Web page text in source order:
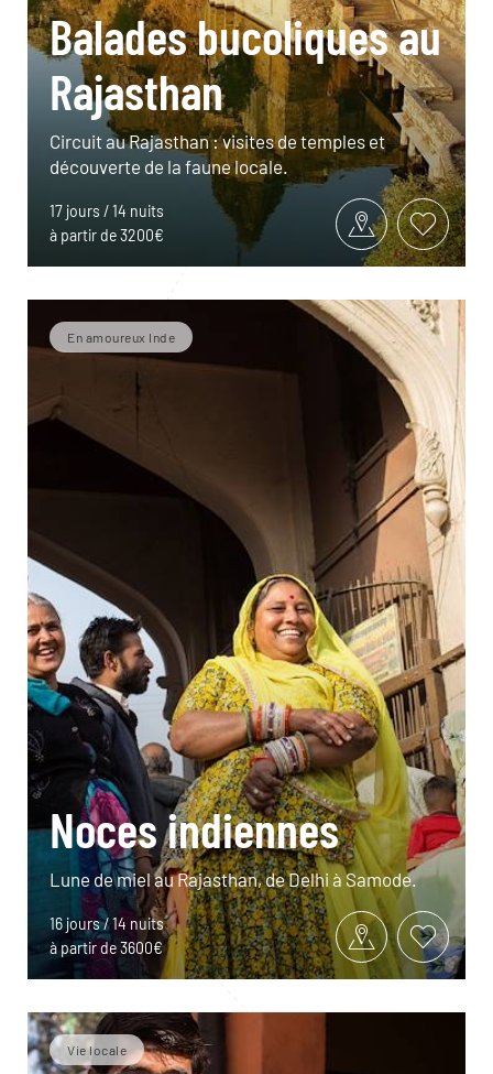
Balades bucoliques au
Rajasthan
Circuit au Rajasthan : visites de temples et
découverte de la faune locale.
17 jours / 14 nuits
à partir de 3200€
En amoureux Inde
Noces indiennes
Lune de miel au Rajasthan, de Delhi à Samode.
16 jours / 14 nuits
à partir de 3600€
Vie locale